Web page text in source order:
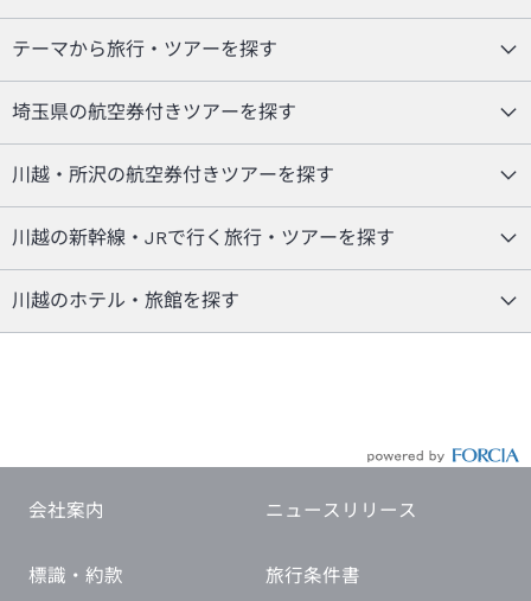
テーマから旅行・ツアーを探す
埼玉県の航空券付きツアーを探す
川越・所沢の航空券付きツアーを探す
川越の新幹線・JRで行く旅行・ツアーを探す
川越のホテル・旅館を探す
会社案内 ニュースリリース
標識・約款 旅行条件書